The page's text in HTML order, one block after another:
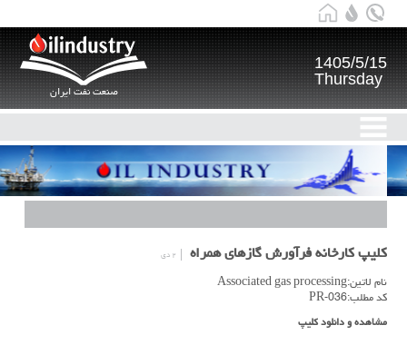
صنعت نفت ایران
1405/5/15
Thursday
کلیپ کارخانه فرآورش گازهای همراه ۲ دی
نام لاتین:Associated gas processing
کد مطلب:PR-036
مشاهده و دانلود کلیپ